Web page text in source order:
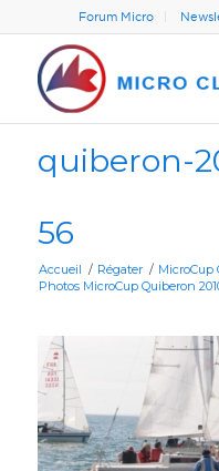
Forum Micro
quiberon-
56
Accueil / Régater / MicroCup
Photos MicroCup Quiberon